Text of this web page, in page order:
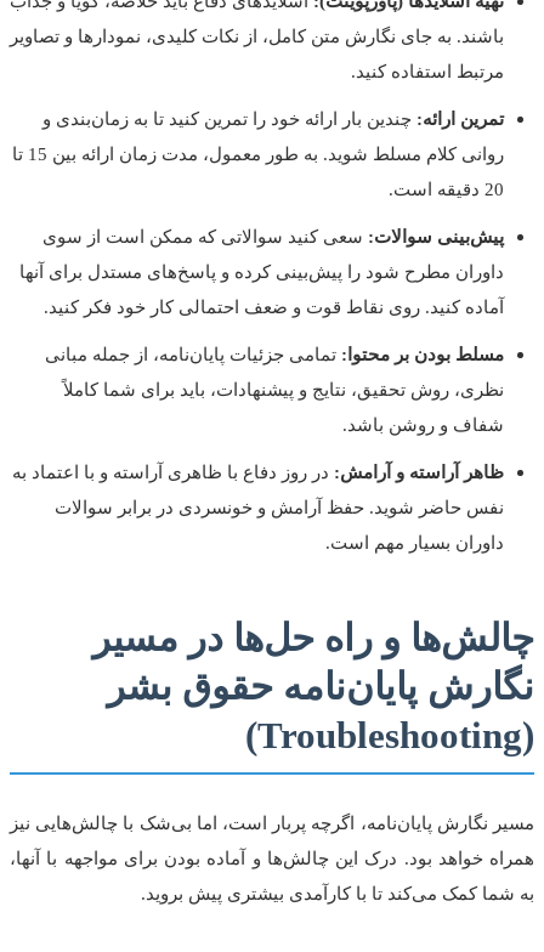
باشند. به جای نگارش متن کامل، از نکات کلیدی، نمودارها و تصاویر
مرتبط استفاده کنید.
تمرین ارائه: چندین بار ارائه خود را تمرین کنید تا به زمان‌بندی و
روانی کلام مسلط شوید. به طور معمول، مدت زمان ارائه بین 15 تا
20 دقیقه است.
پیش‌بینی سوالات: سعی کنید سوالاتی که ممکن است از سوی
داوران مطرح شود را پیش‌بینی کرده و پاسخ‌های مستدل برای آنها
آماده کنید. روی نقاط قوت و ضعف احتمالی کار خود فکر کنید.
مسلط بودن بر محتوا: تمامی جزئیات پایان‌نامه، از جمله مبانی
نظری، روش تحقیق، نتایج و پیشنهادات، باید برای شما کاملاً
شفاف و روشن باشد.
ظاهر آراسته و آرامش: در روز دفاع با ظاهری آراسته و با اعتماد به
نفس حاضر شوید. حفظ آرامش و خونسردی در برابر سوالات
داوران بسیار مهم است.
چالش‌ها و راه حل‌ها در مسیر
نگارش پایان‌نامه حقوق بشر
(Troubleshooting)
مسیر نگارش پایان‌نامه، اگرچه پربار است، اما بی‌شک با چالش‌هایی نیز
همراه خواهد بود. درک این چالش‌ها و آماده بودن برای مواجهه با آنها،
به شما کمک می‌کند تا با کارآمدی بیشتری پیش بروید.